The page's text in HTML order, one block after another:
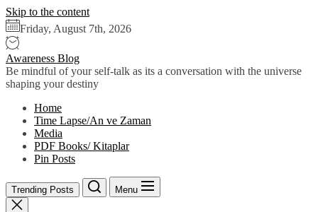
Skip to the content
Friday, August 7th, 2026
Awareness Blog
Be mindful of your self-talk as its a conversation with the universe
shaping your destiny
Home
Time Lapse/An ve Zaman
Media
PDF Books/ Kitaplar
Pin Posts
Trending Posts Menu